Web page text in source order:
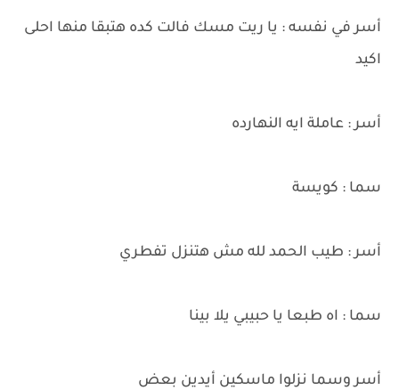
أسر في نفسه : يا ريت مسك فالت كده هتبقا منها احلى
اكيد
أسر : عاملة ايه النهارده
سما : كويسة
أسر : طيب الحمد لله مش هتنزل تفطري
سما : اه طبعا يا حبيبي يلا بينا
أسر وسما نزلوا ماسكين أيدين بعض